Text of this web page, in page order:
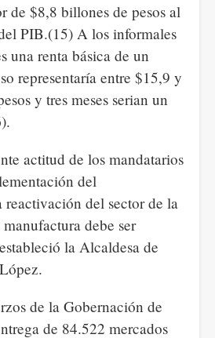
de $8,8 billones de pesos al
PIB.(15) A los informales
una renta básica de un
representaría entre $15,9 y
y tres meses serian un
actitud de los mandatarios
del
del sector de la
debe ser
la Alcaldesa de
de la Gobernación de
de 84.522 mercados